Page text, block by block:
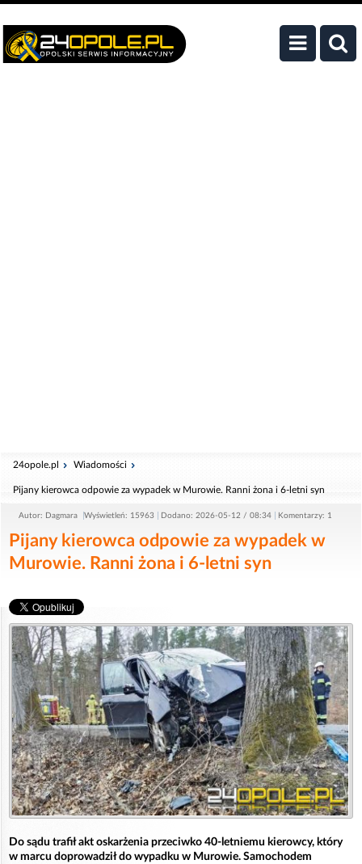
24opole.pl Wiadomości
Pijany kierowca odpowie za wypadek w Murowie. Ranni żona i 6-letni syn
Autor: Dagmara Wyświetleń: 15963 Dodano: 2026-05-12 / 08:34 Komentarzy: 1
Pijany kierowca odpowie za wypadek w
Murowie. Ranni żona i 6-letni syn
Do sądu trafił akt oskarżenia przeciwko 40-letniemu kierowcy, który
w marcu doprowadził do wypadku w Murowie. Samochodem